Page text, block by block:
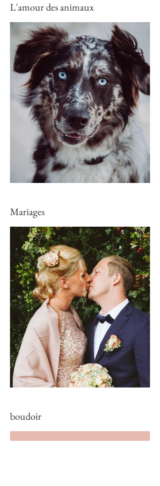
L'amour des animaux
Mariages
boudoir